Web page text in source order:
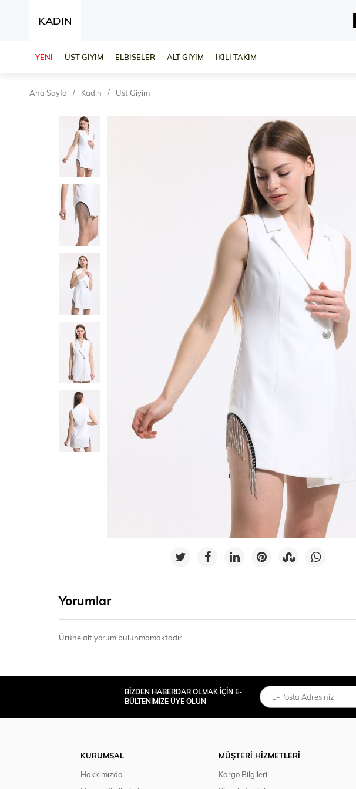
KADIN
YENİ ÜST GİYİM ELBİSELER ALT GİYİM İKİLİ TAKIM
Ana Sayfa Kadın Üst Giyim
Yorumlar
Ürüne ait yorum bulunmamaktadır.
BİZDEN HABERDAR OLMAK İÇİN E-
BÜLTENİMİZE ÜYE OLUN
KURUMSAL
Hakkımızda
MÜŞTERİ HİZMETLERİ
Kargo Bilgileri